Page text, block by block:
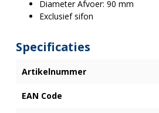
Diameter Afvoer: 90 mm
Exclusief sifon
Specificaties
Artikelnummer
EAN Code